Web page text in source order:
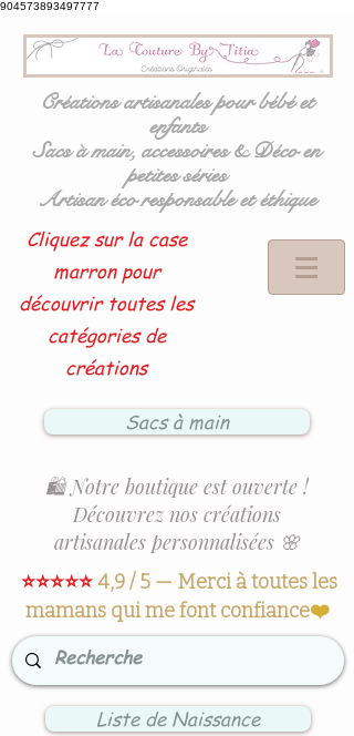
904573893497777
Créations artisanales pour bébé et
enfants
Sacs à main, accessoires & Déco en
petites séries
Artisan éco responsable et éthique
Cliquez sur la case
marron pour
découvrir toutes les
catégories de
créations
Sacs à main
🛍️ Notre boutique est ouverte !
Découvrez nos créations
artisanales personnalisées 🌸
⭐⭐⭐⭐⭐4,9 / 5 — Merci à toutes les
mamans qui me font confiance❤️
Liste de Naissance